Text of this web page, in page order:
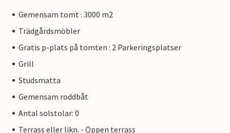
Gemensam tomt : 3000 m2
Trädgårdsmöbler
Gratis p-plats på tomten : 2 Parkeringsplatser
Grill
Studsmatta
Gemensam roddbåt
Antal solstolar: 0
Terrass eller likn. - Öppen terrass